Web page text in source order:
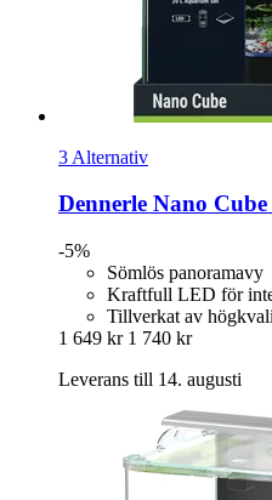
3 Alternativ
Dennerle Nano
-5%
Sömlös panoramavy
Kraftfull LED för
Tillverkat av
1 649 kr 1 740 kr
Leverans till 14. augusti